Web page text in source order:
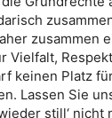
zusammen
Vielfalt,
keinen Platz
Lassen Sie
still‘